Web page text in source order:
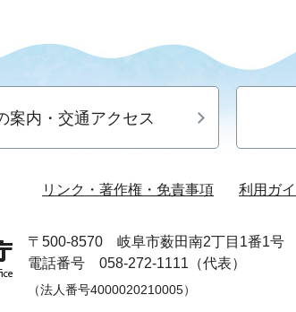
案内・交通アクセス
リンク・著作権・免責事項 利用ガ
〒500-8570
岐阜市薮田南2丁目1番1号
電話番号 058-272-1111（代表）
（法人番号4000020210005）